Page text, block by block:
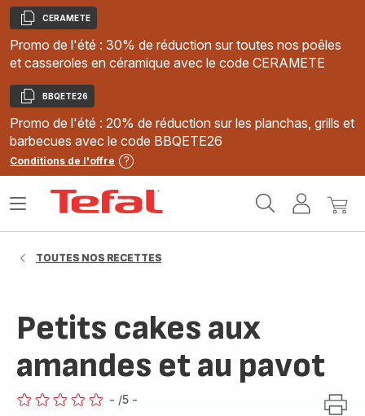
Copier
CERAMETE
Promo de l'été : 30% de réduction sur toutes nos poêles
et casseroles en céramique avec le code CERAMETE
Copier
BBQETE26
Promo de l'été : 20% de réduction sur les planchas, grills et
barbecues avec le code BBQETE26
Conditions de l'offre
MonMon
Ouvrir
TOUTES NOS RECETTES
Petits cakes aux
amandes et au pavot
- /5 -